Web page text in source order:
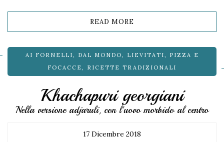
READ MORE
AI FORNELLI, DAL MONDO, LIEVITATI,
PIZZA E
FOCACCE , RICETTE TRADIZIONALI
Khachapuri georgiani
Nella versione adjaruli, con l'uovo morbido al centro
17 Dicembre 2018